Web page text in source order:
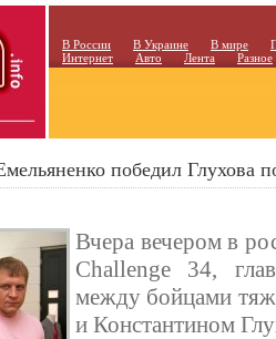
В России В Украине В мире
Интернет
Авто Лента Разное
победил Глухова
Вчера вечером в
Challenge 34,
между бойцами
и Константином